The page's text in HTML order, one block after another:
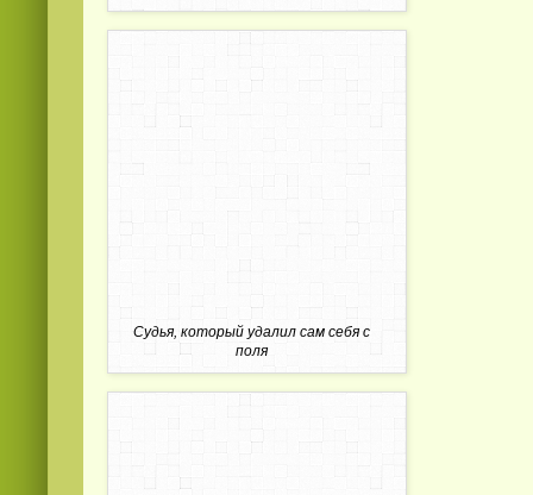
Судья, который удалил сам себя с
поля